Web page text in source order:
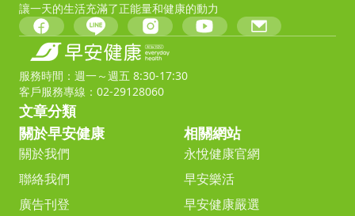
讓一天的生活充滿了正能量和健康的動力
服務時間：週一～週五 8:30-17:30
客戶服務專線：02-29128060
文章分類
關於早安健康
關於我們
聯絡我們
廣告刊登
相關網站
永悅健康官網
早安樂活
早安健康嚴選